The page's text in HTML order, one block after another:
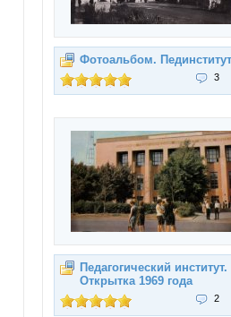
Фотоальбом. Пединститут
3
Педагогический институт.
Открытка 1969 года
2